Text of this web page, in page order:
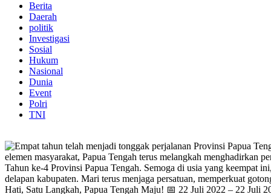
Berita
Daerah
politik
Investigasi
Sosial
Hukum
Nasional
Dunia
Event
Polri
TNI